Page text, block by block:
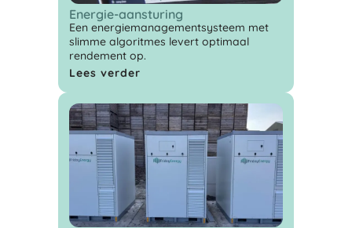
Energie-aansturing
Een energiemanagementsysteem met
slimme algoritmes levert optimaal
rendement op.
Lees verder